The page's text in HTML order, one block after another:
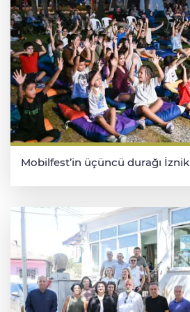
Mobilfest’in üçüncü durağı İznik